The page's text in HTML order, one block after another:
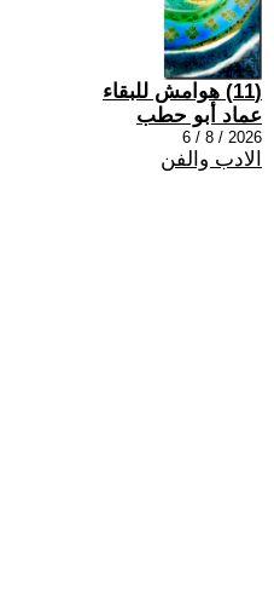
(11) هوامش للبقاء
عماد أبو حطب
2026 / 8 / 6
الادب والفن